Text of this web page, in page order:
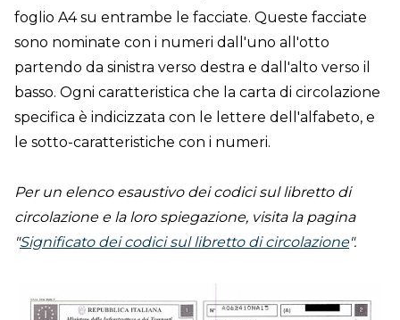
foglio A4 su entrambe le facciate. Queste facciate
sono nominate con i numeri dall'uno all'otto
partendo da sinistra verso destra e dall'alto verso il
basso. Ogni caratteristica che la carta di circolazione
specifica è indicizzata con le lettere dell'alfabeto, e
le sotto-caratteristiche con i numeri.
Per un elenco esaustivo dei codici sul libretto di
circolazione e la loro spiegazione, visita la pagina
"Significato dei codici sul libretto di circolazione".